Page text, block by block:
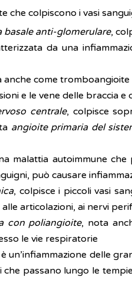
che colpiscono i vasi
basale anti-glomerulare,
da una
anche come
e le vene delle braccia e
centrale, colpisce
angioite primaria del
malattia autoimmune
può causare
, colpisce i piccoli vasi
articolazioni, ai nervi
con poliangioite, nota
le vie respiratorie
un’infiammazione delle
che passano lungo le